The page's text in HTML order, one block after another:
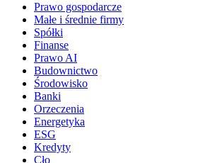
Prawo gospodarcze
Małe i średnie firmy
Spółki
Finanse
Prawo AI
Budownictwo
Środowisko
Banki
Orzeczenia
Energetyka
ESG
Kredyty
Cło